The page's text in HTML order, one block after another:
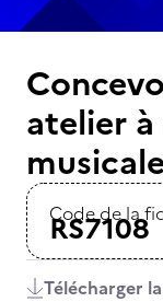
atelier
musicale
Code de la
RS7108
Télécharger